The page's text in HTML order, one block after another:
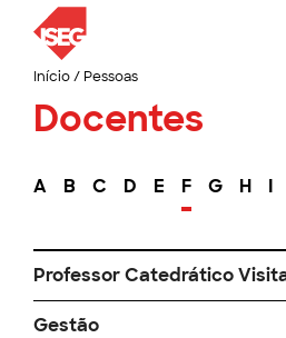
Início/ Pessoas
Docentes
A B C D E F G H I
Professor Catedrático
Gestão